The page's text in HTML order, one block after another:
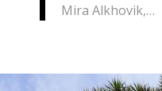
Mira Alkhovik,…